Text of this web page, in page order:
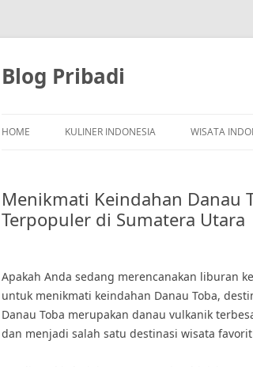
Skip
content
Blog Pribadi
HOME KULINER INDONESIA WISATA
Menikmati Keindahan Danau
Terpopuler di Sumatera Utara
Apakah Anda sedang merencanakan liburan
untuk menikmati keindahan Danau Toba,
Danau Toba merupakan danau vulkanik
dan menjadi salah satu destinasi wisata